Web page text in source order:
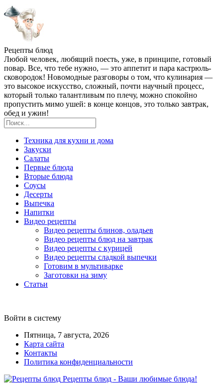
Рецепты блюд
Любой человек, любящий поесть, уже, в принципе, готовый
повар. Все, что тебе нужно, — это аппетит и пара кастрюль-
сковородок! Новомодные разговоры о том, что кулинария —
это высокое искусство, сложный, почти научный процесс,
который только талантливым по плечу, можно спокойно
пропустить мимо ушей: в конце концов, это только завтрак,
обед и ужин!
Техника для кухни и дома
Закуски
Салаты
Первые блюда
Вторые блюда
Соусы
Десерты
Выпечка
Напитки
Видео рецепты
Видео рецепты блинов, оладьев
Видео рецепты блюд на завтрак
Видео рецепты с курицей
Видео рецепты сладкой выпечки
Готовим в мультиварке
Заготовки на зиму
Статьи
Войти в систему
Пятница, 7 августа, 2026
Карта сайта
Контакты
Политика конфиденциальности
Рецепты блюд - Ваши любимые блюда!